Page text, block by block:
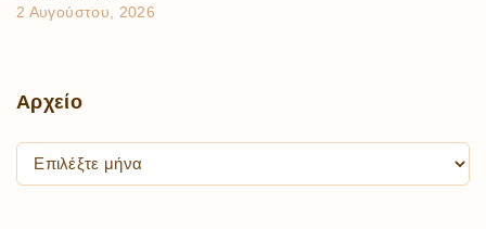
2 Αυγούστου, 2026
Αρχείο